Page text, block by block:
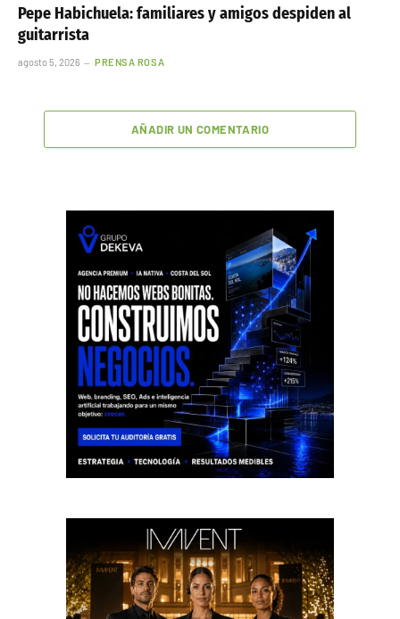
Pepe Habichuela: familiares y amigos despiden al
guitarrista
agosto 5, 2026 PRENSA ROSA
AÑADIR UN COMENTARIO